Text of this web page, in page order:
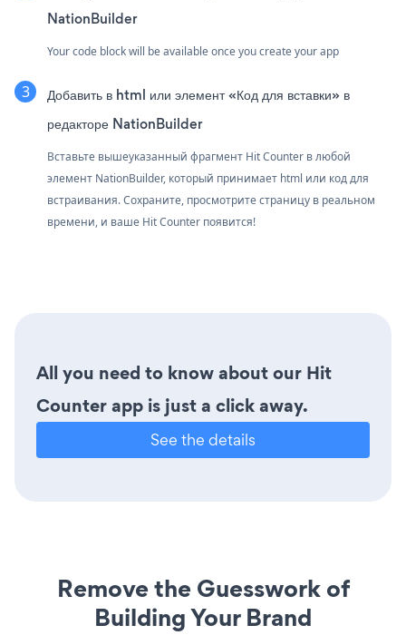
NationBuilder
Your code block will be available once you create your app
Добавить в html или элемент «Код для вставки» в
редакторе NationBuilder
Вставьте вышеуказанный фрагмент Hit Counter в любой
элемент NationBuilder, который принимает html или код для
встраивания. Сохраните, просмотрите страницу в реальном
времени, и ваше Hit Counter появится!
All you need to know about our Hit
Counter app is just a click away.
See the details
Remove the Guesswork of
Building Your Brand